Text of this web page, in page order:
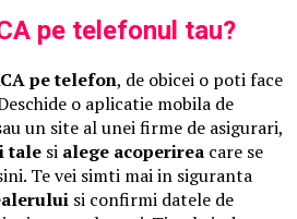
pe telefonul tau?
pe telefon, de obicei o poti face
o aplicatie mobila de
un site al unei firme de asigurari,
tale si alege acoperirea care se
Te vei simti mai in siguranta
si confirmi datele de